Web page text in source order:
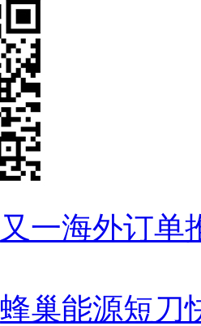
又一海外订单
蜂巢能源短刀